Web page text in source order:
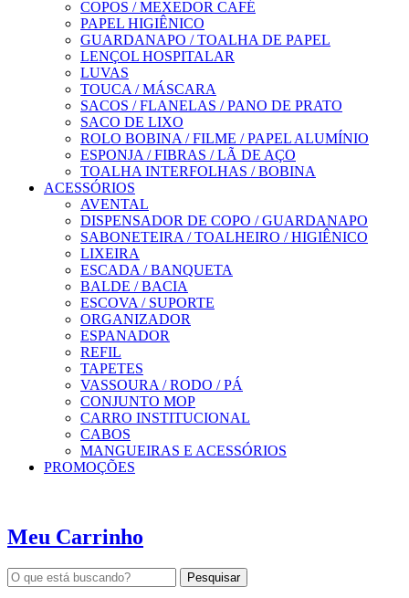
COPOS / MEXEDOR CAFÉ
PAPEL HIGIÊNICO
GUARDANAPO / TOALHA DE PAPEL
LENÇOL HOSPITALAR
LUVAS
TOUCA / MÁSCARA
SACOS / FLANELAS / PANO DE PRATO
SACO DE LIXO
ROLO BOBINA / FILME / PAPEL ALUMÍNIO
ESPONJA / FIBRAS / LÃ DE AÇO
TOALHA INTERFOLHAS / BOBINA
ACESSÓRIOS
AVENTAL
DISPENSADOR DE COPO / GUARDANAPO
SABONETEIRA / TOALHEIRO / HIGIÊNICO
LIXEIRA
ESCADA / BANQUETA
BALDE / BACIA
ESCOVA / SUPORTE
ORGANIZADOR
ESPANADOR
REFIL
TAPETES
VASSOURA / RODO / PÁ
CONJUNTO MOP
CARRO INSTITUCIONAL
CABOS
MANGUEIRAS E ACESSÓRIOS
PROMOÇÕES
Meu Carrinho
Pesquisar